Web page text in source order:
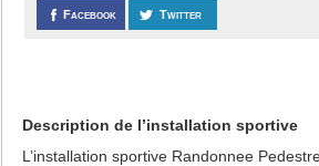
Facebook Twitter
Description de l’installation sportive
L’installation sportive Randonnee